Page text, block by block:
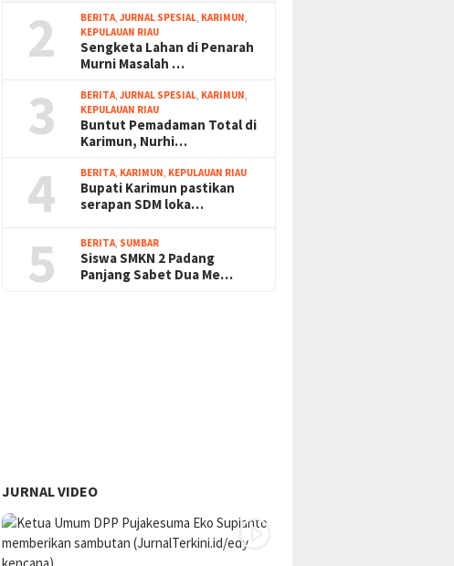
2 BERITA,JURNAL SPESIAL, KARIMUN,
KEPULAUAN RIAU
Sengketa Lahan di Penarah
Murni Masalah …
3 BERITA,JURNAL SPESIAL, KARIMUN,
KEPULAUAN RIAU
Buntut Pemadaman Total di
Karimun, Nurhi…
4 BERITA, KARIMUN, KEPULAUAN RIAU
Bupati Karimun pastikan
serapan SDM loka…
5 BERITA, SUMBAR
Siswa SMKN 2 Padang
Panjang Sabet Dua Me…
JURNAL VIDEO